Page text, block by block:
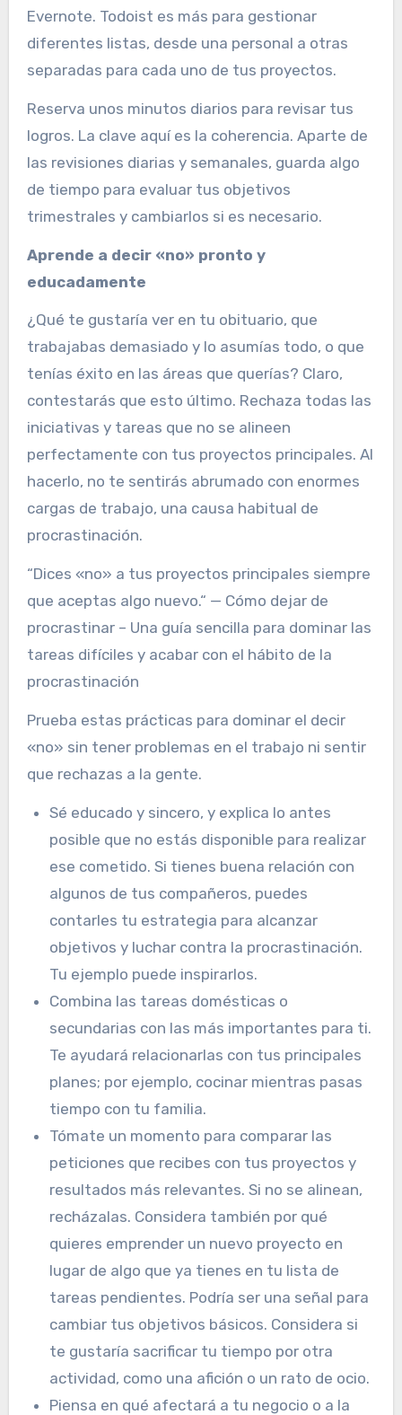
Evernote. Todoist es más para gestionar
diferentes listas, desde una personal a otras
separadas para cada uno de tus proyectos.
Reserva unos minutos diarios para revisar tus
logros. La clave aquí es la coherencia. Aparte de
las revisiones diarias y semanales, guarda algo
de tiempo para evaluar tus objetivos
trimestrales y cambiarlos si es necesario.
Aprende a decir «no» pronto y
educadamente
¿Qué te gustaría ver en tu obituario, que
trabajabas demasiado y lo asumías todo, o que
tenías éxito en las áreas que querías? Claro,
contestarás que esto último. Rechaza todas las
iniciativas y tareas que no se alineen
perfectamente con tus proyectos principales. Al
hacerlo, no te sentirás abrumado con enormes
cargas de trabajo, una causa habitual de
procrastinación.
“Dices «no» a tus proyectos principales siempre
que aceptas algo nuevo.“ — Cómo dejar de
procrastinar – Una guía sencilla para dominar las
tareas difíciles y acabar con el hábito de la
procrastinación
Prueba estas prácticas para dominar el decir
«no» sin tener problemas en el trabajo ni sentir
que rechazas a la gente.
Sé educado y sincero, y explica lo antes
posible que no estás disponible para realizar
ese cometido. Si tienes buena relación con
algunos de tus compañeros, puedes
contarles tu estrategia para alcanzar
objetivos y luchar contra la procrastinación.
Tu ejemplo puede inspirarlos.
Combina las tareas domésticas o
secundarias con las más importantes para ti.
Te ayudará relacionarlas con tus principales
planes; por ejemplo, cocinar mientras pasas
tiempo con tu familia.
Tómate un momento para comparar las
peticiones que recibes con tus proyectos y
resultados más relevantes. Si no se alinean,
recházalas. Considera también por qué
quieres emprender un nuevo proyecto en
lugar de algo que ya tienes en tu lista de
tareas pendientes. Podría ser una señal para
cambiar tus objetivos básicos. Considera si
te gustaría sacrificar tu tiempo por otra
actividad, como una afición o un rato de ocio.
Piensa en qué afectará a tu negocio o a la